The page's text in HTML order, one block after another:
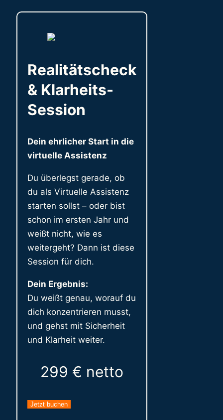
Realitätscheck
& Klarheits-
Session
Dein ehrlicher Start in die
virtuelle Assistenz
Du überlegst gerade, ob
du als Virtuelle Assistenz
starten sollst – oder bist
schon im ersten Jahr und
weißt nicht, wie es
weitergeht? Dann ist diese
Session für dich.
Dein Ergebnis:
Du weißt genau, worauf du
dich konzentrieren musst,
und gehst mit Sicherheit
und Klarheit weiter.
299 € netto
Jetzt buchen